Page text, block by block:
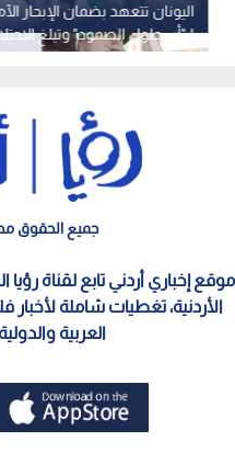
اليونان تتعهد بضمان الإبحار
لـ"أسطول الصمود" وتبلغ
بوجود مواطنيها
جميع الحقوق
موقع إخباري أردني تابع لقناة رؤيا
الأردنية، تغطيات شاملة
العربية